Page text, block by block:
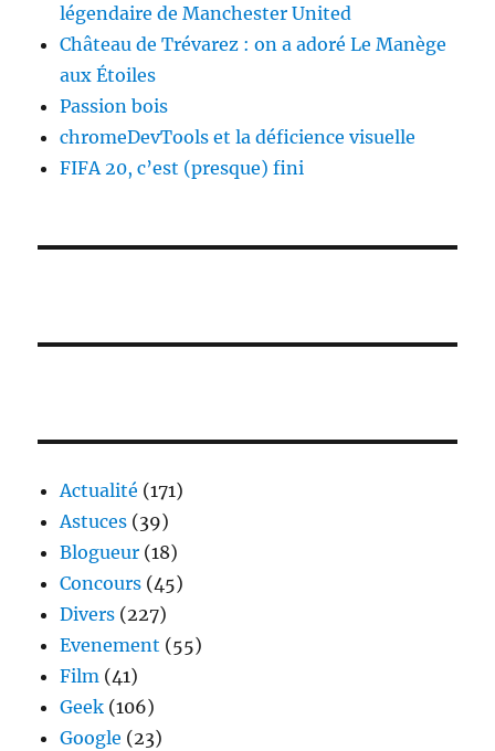
légendaire de Manchester United
Château de Trévarez : on a adoré Le Manège
aux Étoiles
Passion bois
chromeDevTools et la déficience visuelle
FIFA 20, c’est (presque) fini
Actualité (171)
Astuces (39)
Blogueur (18)
Concours (45)
Divers (227)
Evenement (55)
Film (41)
Geek (106)
Google (23)